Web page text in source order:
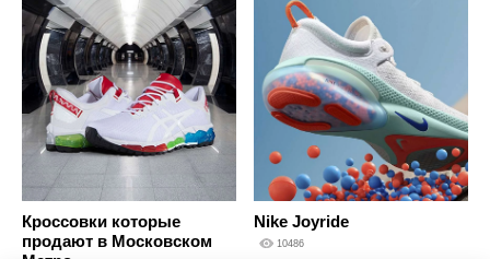
Кроссовки которые
продают в Московском
Nike Joyride
10486